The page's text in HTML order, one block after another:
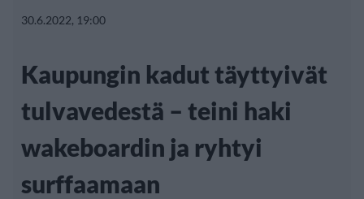
30.6.2022, 19:00
Kaupungin kadut täyttyivät
tulvavedestä – teini haki
wakeboardin ja ryhtyi
surffaamaan